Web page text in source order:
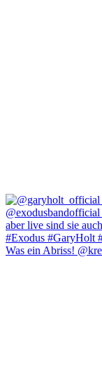
Was ein Abriss!